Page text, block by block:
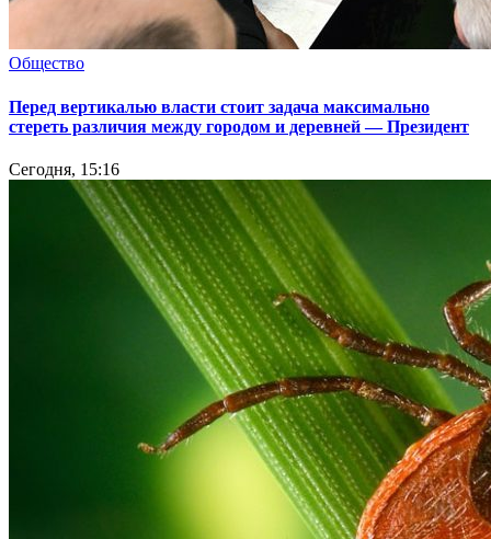
Общество
Перед вертикалью власти стоит задача максимально
стереть различия между городом и деревней — Президент
Сегодня, 15:16